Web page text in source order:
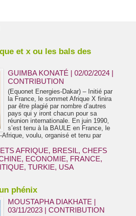
et x ou les bals des
GUIMBA KONATÉ | 02/02/2024 |
CONTRIBUTION
(Equonet Energies-Dakar) – Initié par
la France, le sommet Afrique X finira
par être plagié par nombre d’autres
pays qui y iront chacun pour sa
réunion internationale. En juin 1990,
s’est tenu à la BAULE en France, le
voulu, organisé et tenu par
AFRIQUE, BRESIL, CHEFS
, ECONOMIE, FRANCE,
, TURKIE, USA
phénix
MOUSTAPHA DIAKHATE |
03/11/2023 |CONTRIBUTION